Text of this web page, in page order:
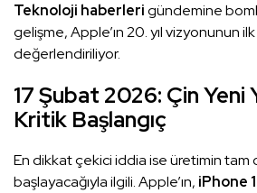
Teknoloji haberlerigündemine
gelişme, Apple’ın 20. yıl vizyonunun
değerlendiriliyor.
17 Şubat 2026: Çin Yeni
Kritik Başlangıç
En dikkat çekici iddia ise üretimin tam
başlayacağıyla ilgili. Apple’ın, iPhone